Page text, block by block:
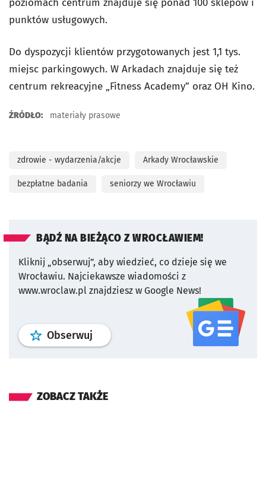
poziomach centrum znajduje się ponad 100 sklepów i
punktów usługowych.
Do dyspozycji klientów przygotowanych jest 1,1 tys.
miejsc parkingowych. W Arkadach znajduje się też
centrum rekreacyjne „Fitness Academy” oraz OH Kino.
ŹRÓDŁO: materiały prasowe
zdrowie - wydarzenia/akcje Arkady Wrocławskie
bezpłatne badania seniorzy we Wrocławiu
BĄDŹ NA BIEŻĄCO Z WROCŁAWIEM!
Kliknij „obserwuj”, aby wiedzieć, co dzieje się we
Wrocławiu. Najciekawsze wiadomości z
www.wroclaw.pl znajdziesz w Google News!
Obserwuj profil serwisu
ZOBACZ TAKŻE